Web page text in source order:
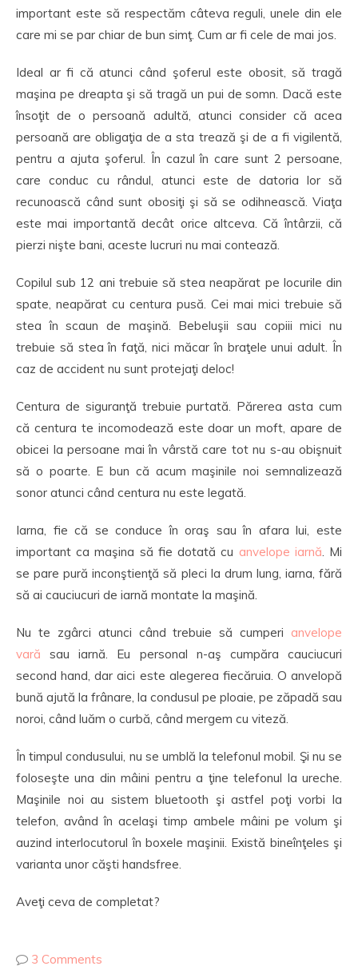
important este să respectăm câteva reguli, unele din ele
care mi se par chiar de bun simţ. Cum ar fi cele de mai jos.
Ideal ar fi că atunci când şoferul este obosit, să tragă
maşina pe dreapta şi să tragă un pui de somn. Dacă este
însoţit de o persoană adultă, atunci consider că acea
persoană are obligaţia de a sta trează şi de a fi vigilentă,
pentru a ajuta şoferul. În cazul în care sunt 2 persoane,
care conduc cu rândul, atunci este de datoria lor să
recunoască când sunt obosiţi şi să se odihnească. Viaţa
este mai importantă decât orice altceva. Că întârzii, că
pierzi nişte bani, aceste lucruri nu mai contează.
Copilul sub 12 ani trebuie să stea neapărat pe locurile din
spate, neapărat cu centura pusă. Cei mai mici trebuie să
stea în scaun de maşină. Bebeluşii sau copiii mici nu
trebuie să stea în faţă, nici măcar în braţele unui adult. În
caz de accident nu sunt protejaţi deloc!
Centura de siguranţă trebuie purtată. Părerea asta cum
că centura te incomodează este doar un moft, apare de
obicei la persoane mai în vârstă care tot nu s-au obişnuit
să o poarte. E bun că acum maşinile noi semnalizează
sonor atunci când centura nu este legată.
Iarna, fie că se conduce în oraş sau în afara lui, este
important ca maşina să fie dotată cu anvelope iarnă. Mi
se pare pură inconştienţă să pleci la drum lung, iarna, fără
să ai cauciucuri de iarnă montate la maşină.
Nu te zgârci atunci când trebuie să cumperi anvelope
vară sau iarnă. Eu personal n-aş cumpăra cauciucuri
second hand, dar aici este alegerea fiecăruia. O anvelopă
bună ajută la frânare, la condusul pe ploaie, pe zăpadă sau
noroi, când luăm o curbă, când mergem cu viteză.
În timpul condusului, nu se umblă la telefonul mobil. Şi nu se
foloseşte una din mâini pentru a ţine telefonul la ureche.
Maşinile noi au sistem bluetooth şi astfel poţi vorbi la
telefon, având în acelaşi timp ambele mâini pe volum şi
auzind interlocutorul în boxele maşinii. Există bineînţeles şi
varianta unor căşti handsfree.
Aveţi ceva de completat?
3 Comments